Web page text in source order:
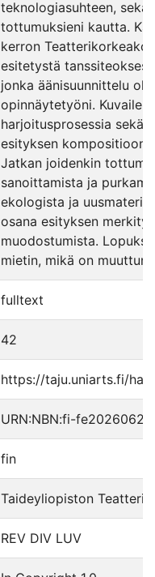
teknologiasuhteen, sekä
tottumuksieni kautta.
kerron
esitetystä
jonka äänisuunnittelu oli
opinnäytetyöni. Kuvailen
harjoitusprosessia sekä
esityksen kompositioon
Jatkan joidenkin
sanoittamista ja
ekologista ja
osana esityksen
muodostumista. Lopuksi
mietin, mikä on
fulltext
42
https://taju.uniarts.fi/
URN:NBN:fi-
fin
Taideyliopiston
REV DIV LUV